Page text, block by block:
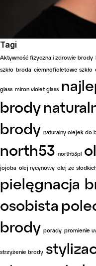
Tagi
Aktywność fizyczna i zdrowie brody
szkło broda ciemnofioletowe szkło
glass miron violet glass
brody
brody naturalny olejek do
north53 north53pl
jojoba olej rycynowy olej ze
pielęgnacja
osobista
brody porady promienie
strzyżenie brody